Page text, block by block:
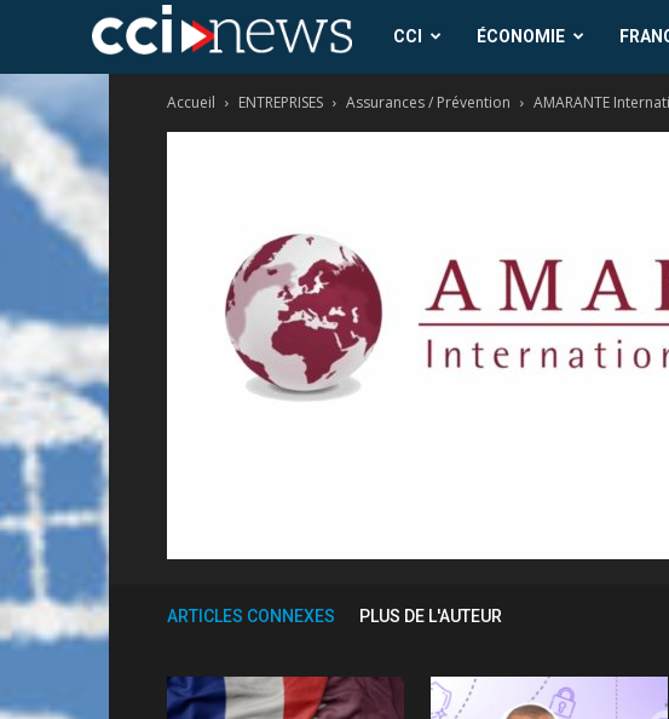
CCI
News
CCI ÉCONOMIE
Accueil ENTREPRISES Assurances / Prévention AMARANTE
ARTICLES CONNEXES PLUS DE L'AUTEUR